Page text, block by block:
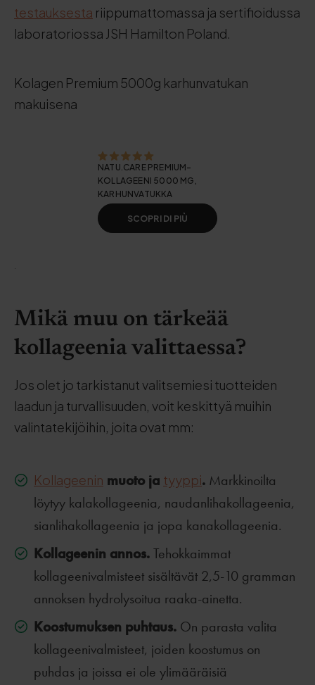
testauksesta riippumattomassa ja sertifioidussa
laboratoriossa JSH Hamilton Poland.
Kolagen Premium 5000g karhunvatukan
makuisena
NATU.CARE PREMIUM-
KOLLAGEENI 5000 MG,
KARHUNVATUKKA
SCOPRI DI PIÙ
Mikä muu on tärkeää
kollageenia valittaessa?
Jos olet jo tarkistanut valitsemiesi tuotteiden
laadun ja turvallisuuden, voit keskittyä muihin
valintatekijöihin, joita ovat mm:
Kollageenin muoto ja tyyppi. Markkinoilta
löytyy kalakollageenia, naudanlihakollageenia,
sianlihakollageenia ja jopa kanakollageenia.
Kollageenin annos. Tehokkaimmat
kollageenivalmisteet sisältävät 2,5-10 gramman
annoksen hydrolysoitua raaka-ainetta.
Koostumuksen puhtaus. On parasta valita
kollageenivalmisteet, joiden koostumus on
puhdas ja joissa ei ole ylimääräisiä